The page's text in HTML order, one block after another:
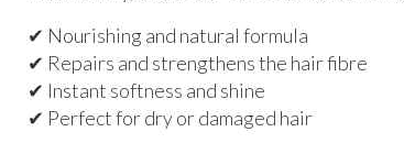
✔ Nourishing and natural formula
✔ Repairs and strengthens the hair fibre
✔ Instant softness and shine
✔ Perfect for dry or damaged hair